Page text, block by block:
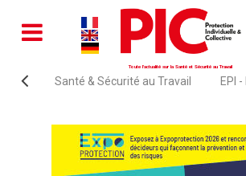
Toute l'actualité sur la Santé et Sécurité au Travail
Santé & Sécurité au Travail EPI -